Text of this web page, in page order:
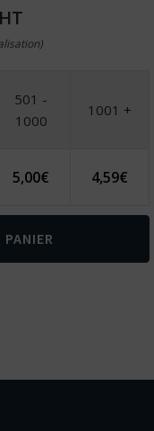
HT
501 -
1000
1001 +
5,00€ 4,59€